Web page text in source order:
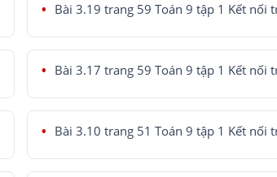
Bài 3.19 trang 59 Toán 9 tập 1 Kết nối
Bài 3.17 trang 59 Toán 9 tập 1 Kết nối
Bài 3.10 trang 51 Toán 9 tập 1 Kết nối